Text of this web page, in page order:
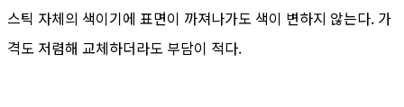
스틱 자체의 색이기에 표면이 까져나가도 색이 변하지 않는다. 가
격도 저렴해 교체하더라도 부담이 적다.